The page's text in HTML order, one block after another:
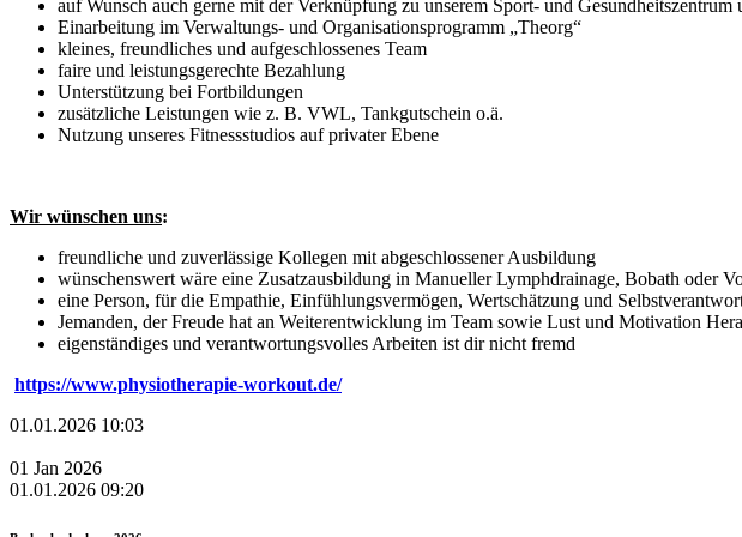
auf Wunsch auch gerne mit der Verknüpfung zu unserem Sport- und
Einarbeitung im Verwaltungs- und Organisationsprogramm „Theorg“
kleines, freundliches und aufgeschlossenes Team
faire und leistungsgerechte Bezahlung
Unterstützung bei Fortbildungen
zusätzliche Leistungen wie z. B. VWL, Tankgutschein o.ä.
Nutzung unseres Fitnessstudios auf privater Ebene
Wir wünschen uns:
freundliche und zuverlässige Kollegen mit abgeschlossener Ausbildung
wünschenswert wäre eine Zusatzausbildung in Manueller Lymphdrainage, Bobath oder
eine Person, für die Empathie, Einfühlungsvermögen, Wertschätzung und
Jemanden, der Freude hat an Weiterentwicklung im Team sowie Lust und Motivation
eigenständiges und verantwortungsvolles Arbeiten ist dir nicht fremd
https://www.physiotherapie-workout.de/
01.01.2026 10:03
01 Jan 2026
01.01.2026 09:20